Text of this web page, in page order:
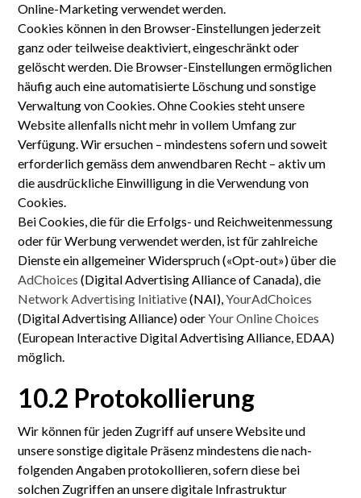
Online-Marketing verwendet werden.
Cookies können in den Browser-Einstellungen jederzeit
ganz oder teilweise deaktiviert, eingeschränkt oder
gelöscht werden. Die Browser-Einstellungen ermöglichen
häufig auch eine automatisierte Löschung und sonstige
Verwaltung von Cookies. Ohne Cookies steht unsere
Website allenfalls nicht mehr in vollem Umfang zur
Verfügung. Wir ersuchen – mindestens sofern und soweit
erforderlich gemäss dem anwendbaren Recht – aktiv um
die ausdrückliche Ein­willigung in die Verwendung von
Cookies.
Bei Cookies, die für die Erfolgs- und Reichweitenmessung
oder für Werbung verwendet werden, ist für zahlreiche
Dienste ein allgemeiner Widerspruch («Opt-out») über die
AdChoices (Digital Advertising Alliance of Canada), die
Network Advertising Initiative(NAI),YourAdChoices
(Digital Advertising Alliance) oderYour Online Choices
(European Interactive Digital Advertising Alliance, EDAA)
möglich.
10.2 Protokollierung
Wir können für jeden Zugriff auf unsere Website und
unsere sonstige digitale Präsenz mindestens die nach­
folgenden Angaben protokollieren, sofern diese bei
solchen Zugriffen an unsere digitale Infrastruktur